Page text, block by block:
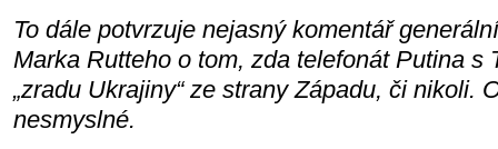
To dále potvrzuje nejasný komentář
Marka Rutteho o tom, zda telefonát Putina s
„zradu Ukrajiny“ ze strany Západu, či nikoli.
nesmyslné.